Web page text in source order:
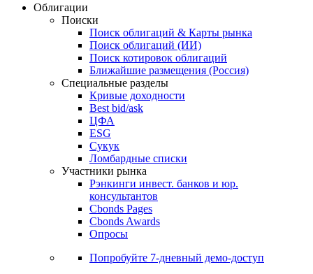
Облигации
Поиски
Поиск облигаций & Карты рынка
Поиск облигаций (ИИ)
Поиск котировок облигаций
Ближайшие размещения (Россия)
Специальные разделы
Кривые доходности
Best bid/ask
ЦФА
ESG
Сукук
Ломбардные списки
Участники рынка
Рэнкинги инвест. банков и юр.
консультантов
Cbonds Pages
Cbonds Awards
Опросы
Попробуйте 7-дневный демо-доступ